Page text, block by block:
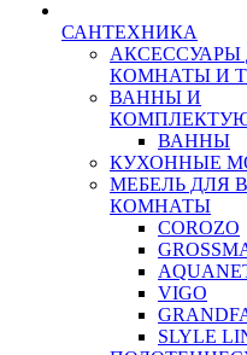
САНТЕХНИКА
КОМНАТЫ И
ВАННЫ И
ВАННЫ
КУХОННЫЕ
МЕБЕЛЬ ДЛЯ
КОМНАТЫ
COROZO
VIGO
SLYLE